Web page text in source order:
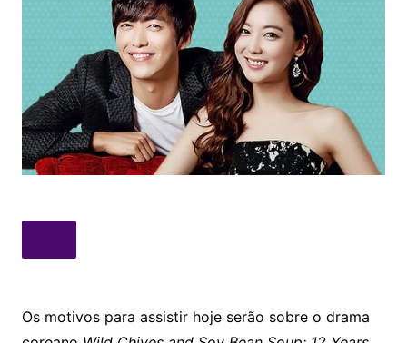
Os motivos para assistir hoje serão sobre o drama